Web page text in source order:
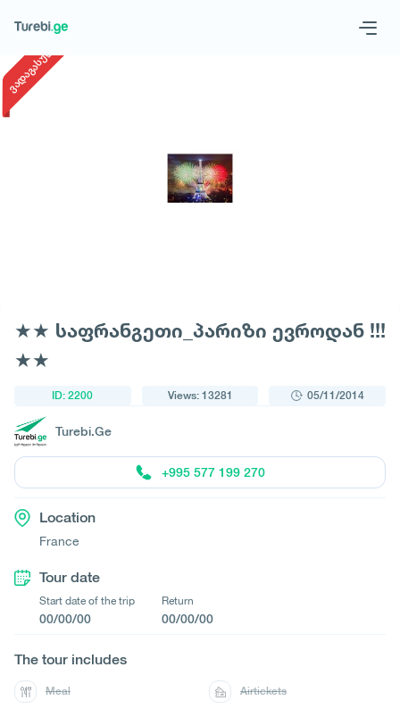
Request a tour
ვადაგასული
★★ საფრანგეთი_პარიზი ევროდან !!!
★★
ID: 2200 Views: 13281 05/11/2014
Turebi.Ge
+995 577 199 270
Location
France
Tour date
Start date of the trip
00/00/00
Return
00/00/00
The tour includes
Meal Airtickets